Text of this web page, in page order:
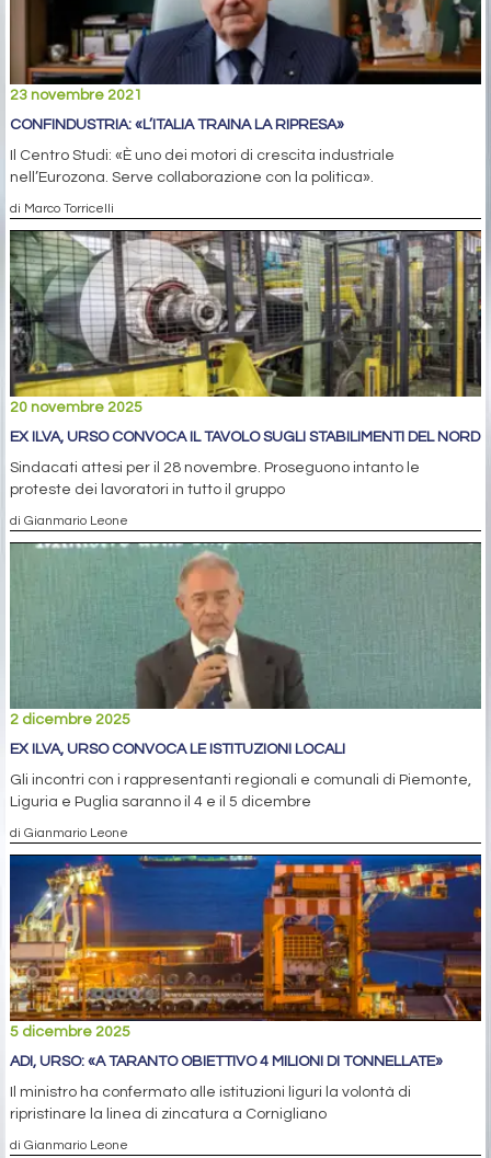
23 novembre 2021
CONFINDUSTRIA: «L’ITALIA TRAINA LA RIPRESA»
Il Centro Studi: «È uno dei motori di crescita industriale
nell’Eurozona. Serve collaborazione con la politica».
di Marco Torricelli
20 novembre 2025
EX ILVA, URSO CONVOCA IL TAVOLO SUGLI STABILIMENTI DEL NORD
Sindacati attesi per il 28 novembre. Proseguono intanto le
proteste dei lavoratori in tutto il gruppo
di Gianmario Leone
2 dicembre 2025
EX ILVA, URSO CONVOCA LE ISTITUZIONI LOCALI
Gli incontri con i rappresentanti regionali e comunali di Piemonte,
Liguria e Puglia saranno il 4 e il 5 dicembre
di Gianmario Leone
5 dicembre 2025
ADI, URSO: «A TARANTO OBIETTIVO 4 MILIONI DI TONNELLATE»
Il ministro ha confermato alle istituzioni liguri la volontà di
ripristinare la linea di zincatura a Cornigliano
di Gianmario Leone